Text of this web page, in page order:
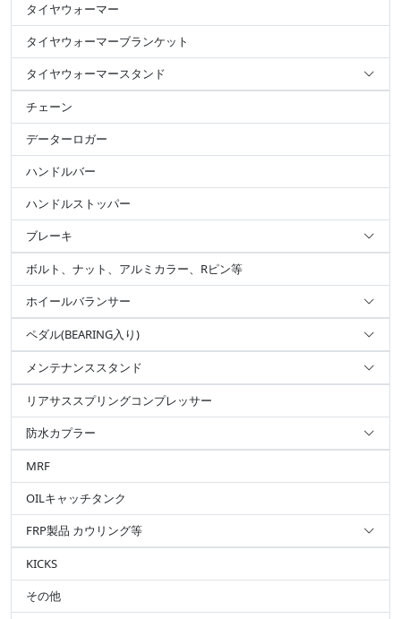
タイヤウォーマー
タイヤウォーマーブランケット
タイヤウォーマースタンド
チェーン
データーロガー
ハンドルバー
ハンドルストッパー
ブレーキ
ボルト、ナット、アルミカラー、Rピン等
ホイールバランサー
ペダル(BEARING入り)
メンテナンススタンド
リアサススプリングコンプレッサー
防水カプラー
MRF
OILキャッチタンク
FRP製品 カウリング等
KICKS
その他